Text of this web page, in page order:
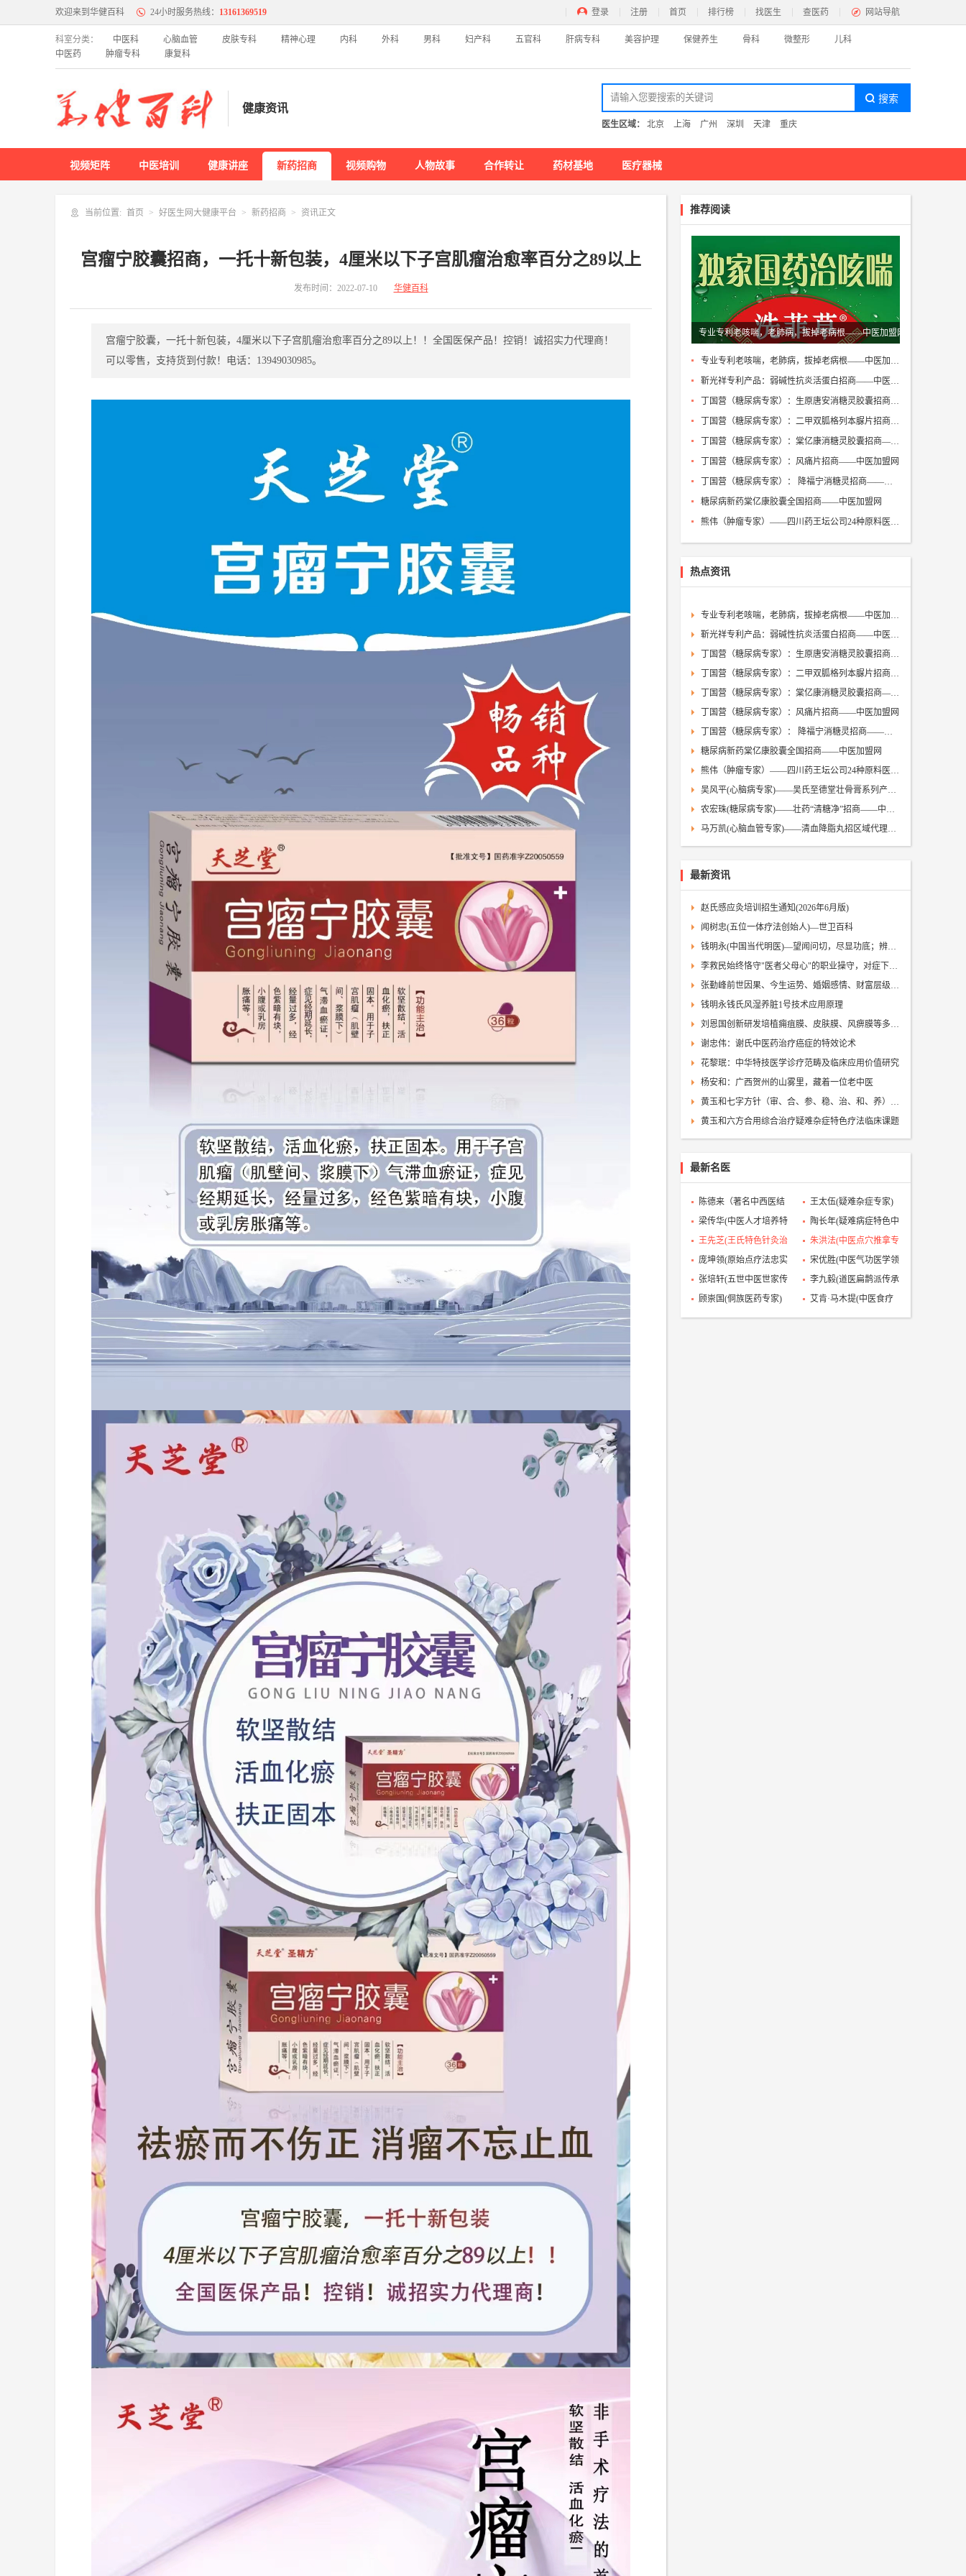
登录 注册 首页 排行榜 找医生 查医药 网站导航
中医科
特色门诊 名医百科 特色门诊 名医百科
精神心理
特色疗愈 名医百科
内科
名医百科
五官科
祛斑祛痘 黑发植发 皮肤护理
保健养生
名医百科
特色门诊 名医百科
欢迎来到华健百科 24小时服务热线： 13161369519
科室分类： 中医科 心脑血管 皮肤专科 精神心理 内科 外科 男科 妇产科 五官科 肝病专科 美容护理 保健养生 骨科 微整形
儿科
中医药
肿瘤专科 康复科
医生区域： 北京 上海 广州 深圳 天津 重庆
健康资讯
视频矩阵 中医培训 健康讲座 新药招商 视频购物 人物故事 合作转让 药材基地 医疗器械
当前位置: 首页 好医生网大健康平台 新药招商 资讯正文
宫瘤宁胶囊招商，一托十新包装，4厘米以下子宫肌瘤治愈率百分之89以上
发布时间： 2022-07-10 华健百科
宫瘤宁胶囊，一托十新包装，4厘米以下子宫肌瘤治愈率百分之89以上！！全国医保产品！控销！诚招实力代理商！
可以零售，支持货到付款！电话：13949030985。
推荐阅读
专业专利老咳喘，老肺病，拔掉老病根——中医加盟网
专业专利老咳喘，老肺病，拔掉老病根——中医加盟网
靳光祥专利产品：弱碱性抗炎活蛋白招商——中医加盟网
丁国营（糖尿病专家）：生原唐安消糖灵胶囊招商——中医加盟网
丁国营（糖尿病专家）：二甲双胍格列本脲片招商——中医加盟网
丁国营（糖尿病专家）：棠亿康消糖灵胶囊招商——中医加盟网
丁国营（糖尿病专家）：风痛片招商——中医加盟网
丁国营（糖尿病专家）： 降福宁消糖灵招商——中医加盟网
糖尿病新药棠亿康胶囊全国招商——中医加盟网
熊伟（肿瘤专家）——四川药王坛公司24种原料医药招商——中医加盟网
热点资讯
专业专利老咳喘，老肺病，拔掉老病根——中医加盟网
靳光祥专利产品：弱碱性抗炎活蛋白招商——中医加盟网
丁国营（糖尿病专家）：生原唐安消糖灵胶囊招商——中医加盟网
丁国营（糖尿病专家）：二甲双胍格列本脲片招商——中医加盟网
丁国营（糖尿病专家）：棠亿康消糖灵胶囊招商——中医加盟网
丁国营（糖尿病专家）：风痛片招商——中医加盟网
丁国营（糖尿病专家）： 降福宁消糖灵招商——中医加盟网
糖尿病新药棠亿康胶囊全国招商——中医加盟网
熊伟（肿瘤专家）——四川药王坛公司24种原料医药招商——中医加盟网
吴风平(心脑病专家)——吴氏至德堂壮骨膏系列产品招商——中医加盟网
农宏珠(糖尿病专家)——壮药“清糖净”招商——中医加盟网
马万凯(心脑血管专家)——清血降脂丸招区域代理商——中医加盟网
最新资讯
赵氏感应灸培训招生通知(2026年6月版)
闻树忠(五位一体疗法创始人)—世卫百科
钱明永(中国当代明医)—望闻问切，尽显功底；辨证施治，药到病除—世卫百科
李救民始终恪守"医者父母心"的职业操守，对症下药，绝不盲目收取医药费
张勤峰前世因果、今生运势、婚姻感情、财富层级、事业方向、健康长寿全析
钱明永钱氏风湿养脏1号技术应用原理
刘恩国创新研发培植痈疽膜、皮肤膜、风痹膜等多种外用康养功能膜技术探析
谢忠伟：谢氏中医药治疗癌症的特效论术
花黎珉：中华特技医学诊疗范畴及临床应用价值研究
杨安和：广西贺州的山雾里，藏着一位老中医
黄玉和七字方针（审、合、参、稳、治、和、养）综合治疗疑难杂症特色疗法学术研究
黄玉和六方合用综合治疗疑难杂症特色疗法临床课题
最新名医
陈德来（著名中西医结
合理疗专家）
王太伍(疑难杂症专家)
梁传华(中医人才培养特
色诊疗导师)
陶长年‌(疑难病症特色中
医专家)
王先芝(王氏特色针灸治
疗瘫痪疗法创始人)
朱洪法(中医点穴推拿专
家)
庞坤领(原始点疗法忠实
践行者)
宋优胜(中医气功医学领
域开拓者)
张培轩(五世中医世家传
人)
李九毅(道医扁鹊派传承
人)
顾崇国(侗族医药专家)
艾肯·马木提(中医食疗